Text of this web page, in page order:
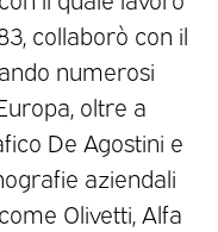
collaborò con il
numerosi
oltre a
De Agostini e
aziendali
Olivetti, Alfa